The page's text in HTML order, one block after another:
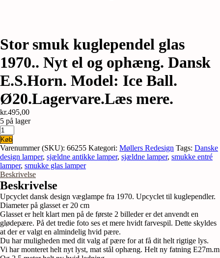
Stor smuk kuglependel glas
1970.. Nyt el og ophæng. Dansk
E.S.Horn. Model: Ice Ball.
Ø20.Lagervare.Læs mere.
kr.495,00
5 på lager
Stor
smuk
kuglependel
glas
1970..
Nyt
el
og
ophæng.
Dansk
E.S.Horn.
Model:
Ice
Ball.
Ø20.Lagervare.Læs
Køb
Varenummer (SKU): 66255 Kategori: Møllers Redesign Tags: Danske
design lamper, sjældne antikke lamper, sjældne lamper, smukke entré
lamper, smukke glas lamper
Beskrivelse
Beskrivelse
Upcyclet dansk design væglampe fra 1970. Upcyclet til kuglependler.
Diameter på glasset er 20 cm
Glasset er helt klart men på de første 2 billeder er det anvendt en
glødepære. På det tredie foto ses et mere hvidt farvespil. Dette skyldes
at der er valgt en almindelig hvid pære.
Du har muligheden med dit valg af pære for at få dit helt rigtige lys.
Vi har monteret helt nyt lyst, mat stål ophæng. Helt ny fatning E27m.m